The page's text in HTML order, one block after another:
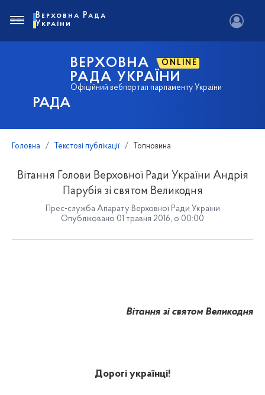
РАДА
ВЕРХОВНА ONLINE
РАДА УКРАЇНИ
Офіційний вебпортал парламенту України
Верховна Рада
України
Головна Текстові публікації Топновина
Вітання Голови Верховної Ради України Андрія
Парубія зі святом Великодня
Прес-служба Апарату Верховної Ради України
Опубліковано 01 травня 2016, о 00:00
Вітання зі святом Великодня
Дорогі українці!